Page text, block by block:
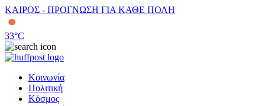
ΚΑΙΡΟΣ - ΠΡΟΓΝΩΣΗ ΓΙΑ ΚΑΘΕ ΠΟΛΗ
33°C
Κοινωνία
Πολιτική
Κόσμος